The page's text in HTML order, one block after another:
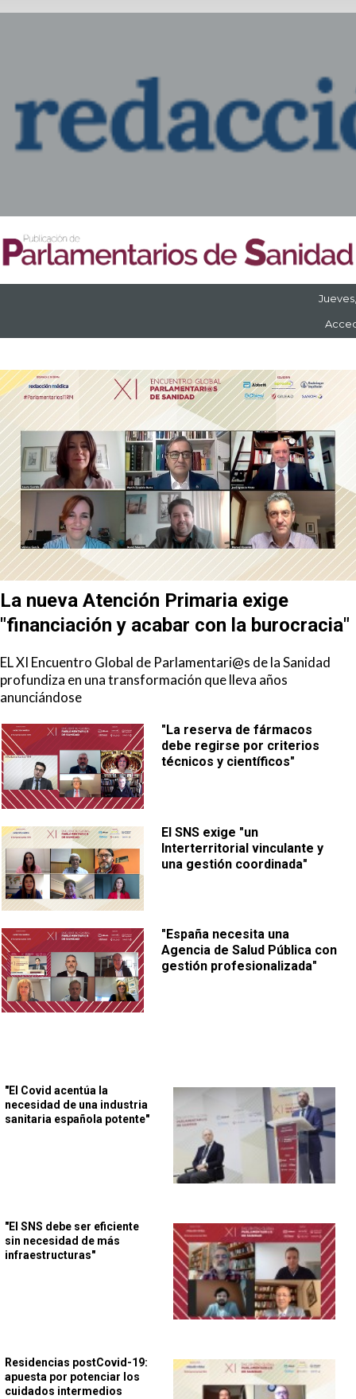
Jueves
La nueva Atención Primaria exige
"financiación y acabar con la burocracia"
EL XI Encuentro Global de Parlamentari@s de la Sanidad
profundiza en una transformación que lleva años
anunciándose
"La reserva de fármacos
debe regirse por criterios
técnicos y científicos"
El SNS exige "un
Interterritorial vinculante y
una gestión coordinada"
"España necesita una
Agencia de Salud Pública con
gestión profesionalizada"
"El Covid acentúa la
necesidad de una industria
sanitaria española potente"
"El SNS debe ser eficiente
sin necesidad de más
infraestructuras"
Residencias postCovid-19:
apuesta por potenciar los
cuidados intermedios